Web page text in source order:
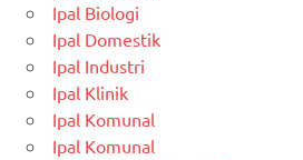
Ipal Biologi
Ipal Domestik
Ipal Industri
Ipal Klinik
Ipal Komunal
Ipal Komunal